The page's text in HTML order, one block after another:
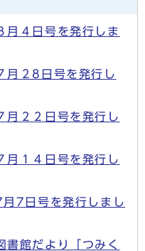
月４日号を発行しま
月２8日号を発行し
月２２日号を発行し
月１４日号を発行し
月7日号を発行しまし
書館だより「つみく